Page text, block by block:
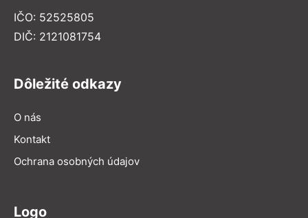
IČO: 52525805
DIČ: 2121081754
Dôležité odkazy
O nás
Kontakt
Ochrana osobných údajov
Logo